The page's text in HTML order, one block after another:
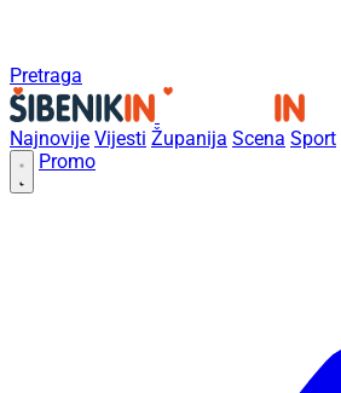
Pretraga
Najnovije Vijesti Županija Scena Sport
Promo